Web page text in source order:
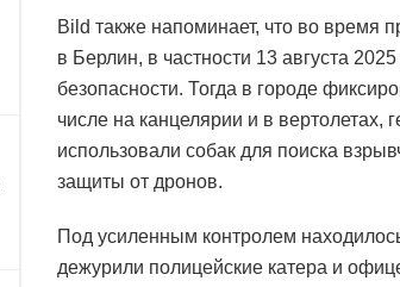
Bild также напоминает, что во время
в Берлин, в частности 13 августа
безопасности. Тогда в городе
числе на канцелярии и в вертолетах,
использовали собак для поиска
защиты от дронов.
Под усиленным контролем
дежурили полицейские катера и